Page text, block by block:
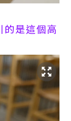
是這個高